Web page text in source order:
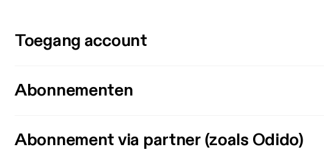
Toegang account
Abonnementen
Abonnement via partner (zoals Odido)